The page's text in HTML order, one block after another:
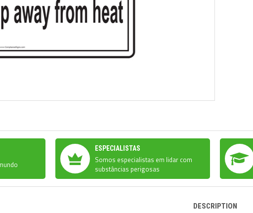
ESPECIALISTAS
Somos especialistas em lidar com
substâncias perigosas
DESCRIPTION